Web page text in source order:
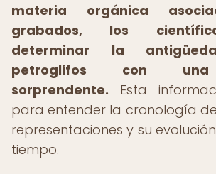
materia orgánica
grabados, los
determinar la
petroglifos con una
sorprendente. Esta
para entender la cronología
representaciones y su
tiempo.